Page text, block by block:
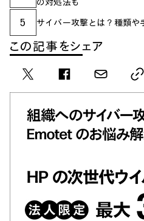
5 サイバー攻撃とは？種類
この記事をシェア